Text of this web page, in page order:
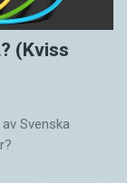
(Kviss
Svenska